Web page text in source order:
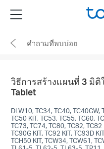
the
navigation
Menu
คำถามที่พบบ่อย
วิธีการสร้างแผนที่ 3 มิติ
Tablet
DLW10, TC34, TC40, TC40GW,
TC50 KIT, TC53, TC55, TC60,
TC73, TC74, TC80, TC82, TC82
TC90G KIT, TC92 KIT, TC93D
TCH50 KIT, TCW34, TCW61,